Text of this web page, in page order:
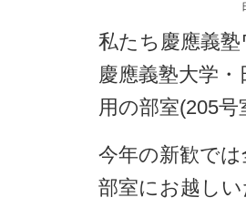
私たち慶應義
慶應義塾大学
用の部室(205号
今年の新歓で
部室にお越し